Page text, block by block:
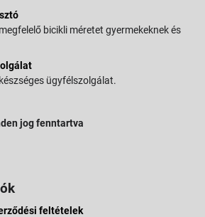
bicikli méretet gyermekeknek és
ügyfélszolgálat.
jog fenntartva
feltételek